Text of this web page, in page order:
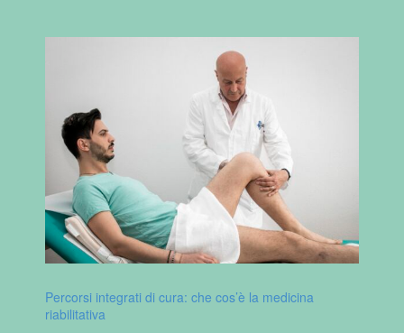
Percorsi integrati di cura: che cos’è la medicina
riabilitativa